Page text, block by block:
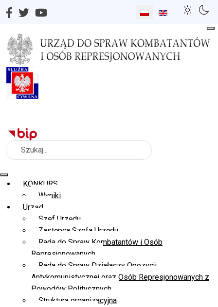
Wybierz swój język
Szukaj
KONKURS
Wyniki
Urząd
Szef Urzędu
Zastępca Szefa Urzędu
Rada do Spraw Kombatantów i Osób
Represjonowanych
Rada do Spraw Działaczy Opozycji
Antykomunistycznej oraz Osób Represjonowanych z
Powodów Politycznych
Struktura organizacyjna